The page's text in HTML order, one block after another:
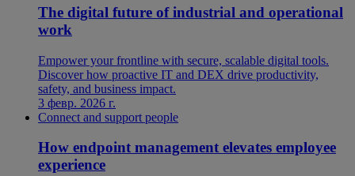
The digital future of industrial and operational
work
Empower your frontline with secure, scalable digital tools.
Discover how proactive IT and DEX drive productivity,
safety, and business impact.
3 февр. 2026 г.
Connect and support people
How endpoint management elevates employee
experience